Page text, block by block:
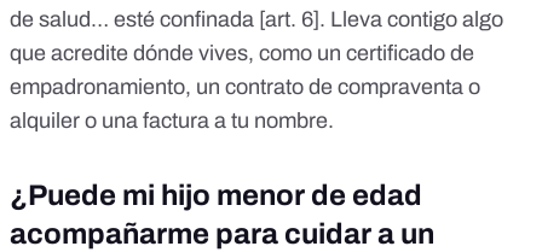
de salud… esté confinada [art. 6]. Lleva contigo algo
que acredite dónde vives, como un certificado de
empadronamiento, un contrato de compraventa o
alquiler o una factura a tu nombre.
¿Puede mi hijo menor de edad
acompañarme para cuidar a un